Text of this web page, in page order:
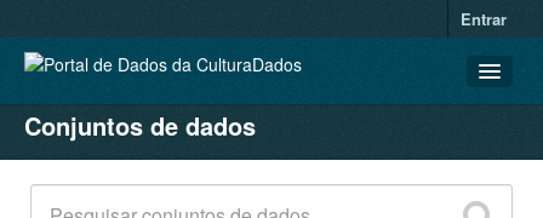
Entrar
CONJUNTOS DE DADOS
ORGANIZAÇÕES
GRUPOS
Conjuntos de dados